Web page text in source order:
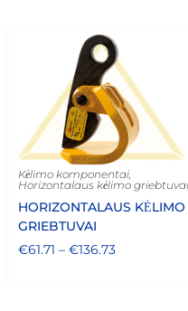
Kėlimo komponentai
Horizontalaus kėlimo griebtuvai
HORIZONTALAUS KĖLIMO
GRIEBTUVAI
€61.71 – €136.73